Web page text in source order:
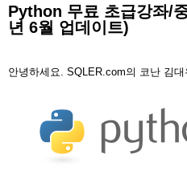
Python 무료 초급강좌/
년 6월 업데이트)
안녕하세요. SQLER.com의 코난 김대